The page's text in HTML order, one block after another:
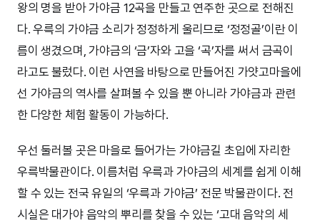
왕의 명을 받아 가야금 12곡을 만들고 연주한 곳으로 전해진
다. 우륵의 가야금 소리가 정정하게 울리므로 ‘정정골’이란 이
름이 생겼으며, 가야금의 ‘금’자와 고을 ‘곡’자를 써서 금곡이
라고도 불렀다. 이런 사연을 바탕으로 만들어진 가얏고마을에
선 가야금의 역사를 살펴볼 수 있을 뿐 아니라 가야금과 관련
한 다양한 체험 활동이 가능하다.
우선 둘러볼 곳은 마을로 들어가는 가야금길 초입에 자리한
우륵박물관이다. 이름처럼 우륵과 가야금의 세계를 쉽게 이해
할 수 있는 전국 유일의 ‘우륵과 가야금’ 전문 박물관이다. 전
시실은 대가야 음악의 뿌리를 찾을 수 있는 ‘고대 음악의 세